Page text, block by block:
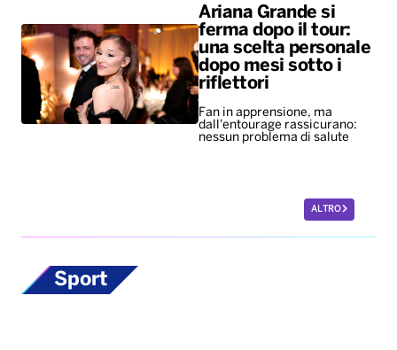
Ariana Grande si
ferma dopo il tour:
una scelta personale
dopo mesi sotto i
riflettori
Fan in apprensione, ma
dall'entourage rassicurano:
nessun problema di salute
ALTRO
Sport